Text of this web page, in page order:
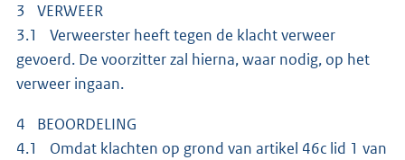
3 VERWEER
3.1 Verweerster heeft tegen de klacht verweer
gevoerd. De voorzitter zal hierna, waar nodig, op het
verweer ingaan.
4 BEOORDELING
4.1 Omdat klachten op grond van artikel 46c lid 1 van